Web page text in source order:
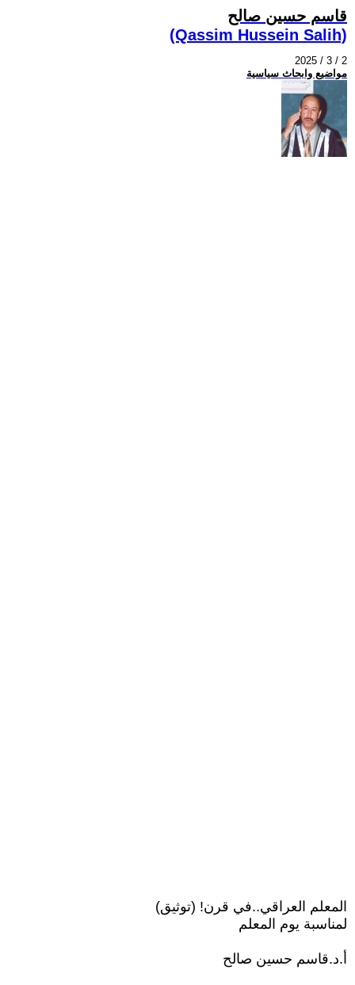
قاسم حسين صالح
(Qassim Hussein Salih)
2025 / 3 / 2
مواضيع وابحاث سياسية
المعلم العراقي..في قرن! (توثيق)
لمناسبة يوم المعلم
أ.د.قاسم حسين صالح